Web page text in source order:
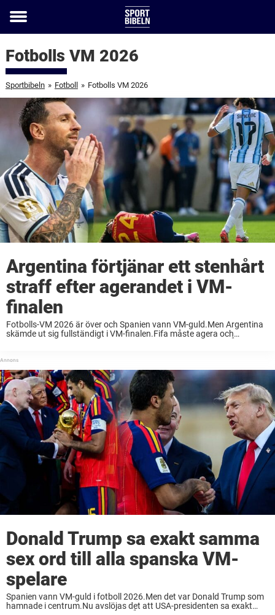
Toggle
Fotbolls VM 2026
Sportbibeln » Fotboll » Fotbolls VM 2026
Argentina förtjänar ett stenhårt
straff efter agerandet i VM-
finalen
Fotbolls-VM 2026 är över och Spanien vann VM-guld.Men Argentina
skämde ut sig fullständigt i VM-finalen.Fifa måste agera och
Donald Trump sa exakt samma
sex ord till alla spanska VM-
spelare
Spanien vann VM-guld i fotboll 2026.Men det var Donald Trump som
hamnade i centrum.Nu avslöjas det att USA-presidenten sa exakt